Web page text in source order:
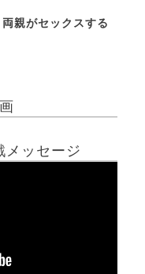
両親がセックスする
メッセージ